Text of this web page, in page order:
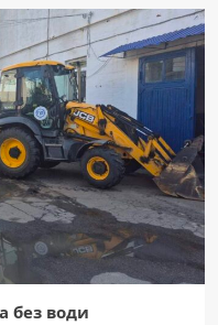
без води